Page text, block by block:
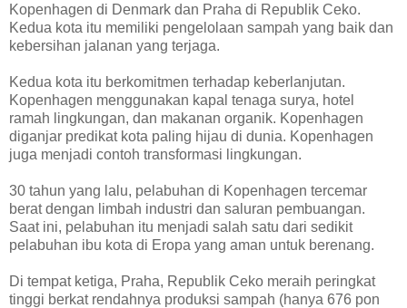
Kopenhagen di Denmark dan Praha di Republik Ceko.
Kedua kota itu memiliki pengelolaan sampah yang baik dan
kebersihan jalanan yang terjaga.
Kedua kota itu berkomitmen terhadap keberlanjutan.
Kopenhagen menggunakan kapal tenaga surya, hotel
ramah lingkungan, dan makanan organik. Kopenhagen
diganjar predikat kota paling hijau di dunia. Kopenhagen
juga menjadi contoh transformasi lingkungan.
30 tahun yang lalu, pelabuhan di Kopenhagen tercemar
berat dengan limbah industri dan saluran pembuangan.
Saat ini, pelabuhan itu menjadi salah satu dari sedikit
pelabuhan ibu kota di Eropa yang aman untuk berenang.
Di tempat ketiga, Praha, Republik Ceko meraih peringkat
tinggi berkat rendahnya produksi sampah (hanya 676 pon